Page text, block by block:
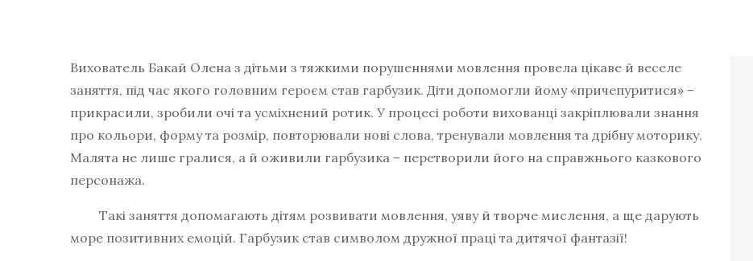
Вихователь Бакай Олена з дітьми з тяжкими порушеннями мовлення провела цікаве й веселе
заняття, під час якого головним героєм став гарбузик. Діти допомогли йому «причепуритися» –
прикрасили, зробили очі та усміхнений ротик. У процесі роботи вихованці закріплювали знання
про кольори, форму та розмір, повторювали нові слова, тренували мовлення та дрібну моторику.
Малята не лише гралися, а й оживили гарбузика – перетворили його на справжнього казкового
персонажа.
Такі заняття допомагають дітям розвивати мовлення, уяву й творче мислення, а ще дарують
море позитивних емоцій. Гарбузик став символом дружної праці та дитячої фантазії!